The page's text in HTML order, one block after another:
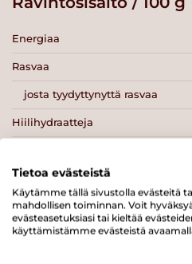
Energiaa
Rasvaa
josta tyydyttynyttä rasvaa
Hiilihydraatteja
Kuitua
Proteiinia
Suolaa
Tietoa evästeistä
Käytämme tällä sivustolla evästeitä
mahdollisen toiminnan. Voit
evästeasetuksiasi tai kieltää
käyttämistämme evästeistä